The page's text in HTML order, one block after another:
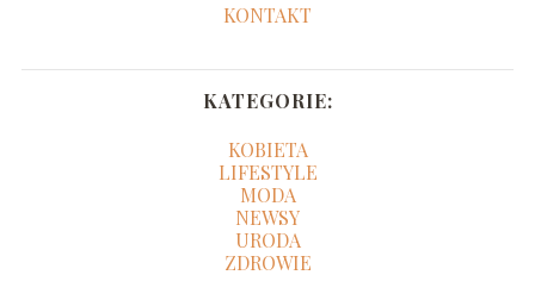
KONTAKT
KATEGORIE:
KOBIETA
LIFESTYLE
MODA
NEWSY
URODA
ZDROWIE